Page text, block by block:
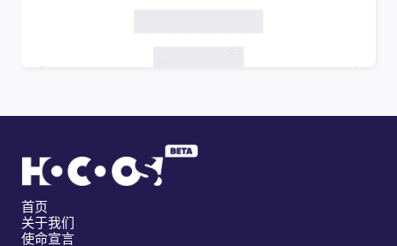
首页
关于我们
使命宣言